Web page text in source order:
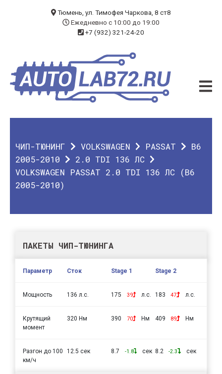
ЧИП-ТЮНИНГ
ДИАГНОСТИКА
О КОМПАНИИ
КОНТАКТЫ
Тюмень, ул. Тимофея Чаркова, 8 ст8
Ежедневно с 10:00 до 19:00
+7 (932) 321-24-20
ЧИП-ТЮНИНГ VOLKSWAGEN PASSAT
B6
2005-2010
2.0 TDI 136 ЛС
VOLKSWAGEN PASSAT 2.0 TDI 136 ЛС (B6
2005-2010)
ПАКЕТЫ ЧИП-ТЮНИНГА
Параметр Сток Stage 1 Stage 2
Мощность 136 л.с. 175 39 л.с. 183 47 л.с.
Крутящий
момент
320 Нм 390 70 Нм 409 89 Нм
Разгон до 100
км/ч
12.5 сек 8.7 -1.8 сек 8.2 -2.3 сек